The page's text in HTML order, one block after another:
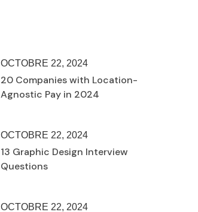
OCTOBRE 22, 2024
20 Companies with Location-
Agnostic Pay in 2024
OCTOBRE 22, 2024
13 Graphic Design Interview
Questions
OCTOBRE 22, 2024